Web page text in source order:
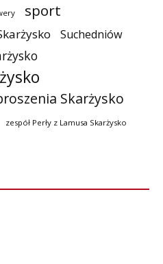
sport
Suchedniów
Skarżysko
zespół Perły z Lamusa Skarżysko